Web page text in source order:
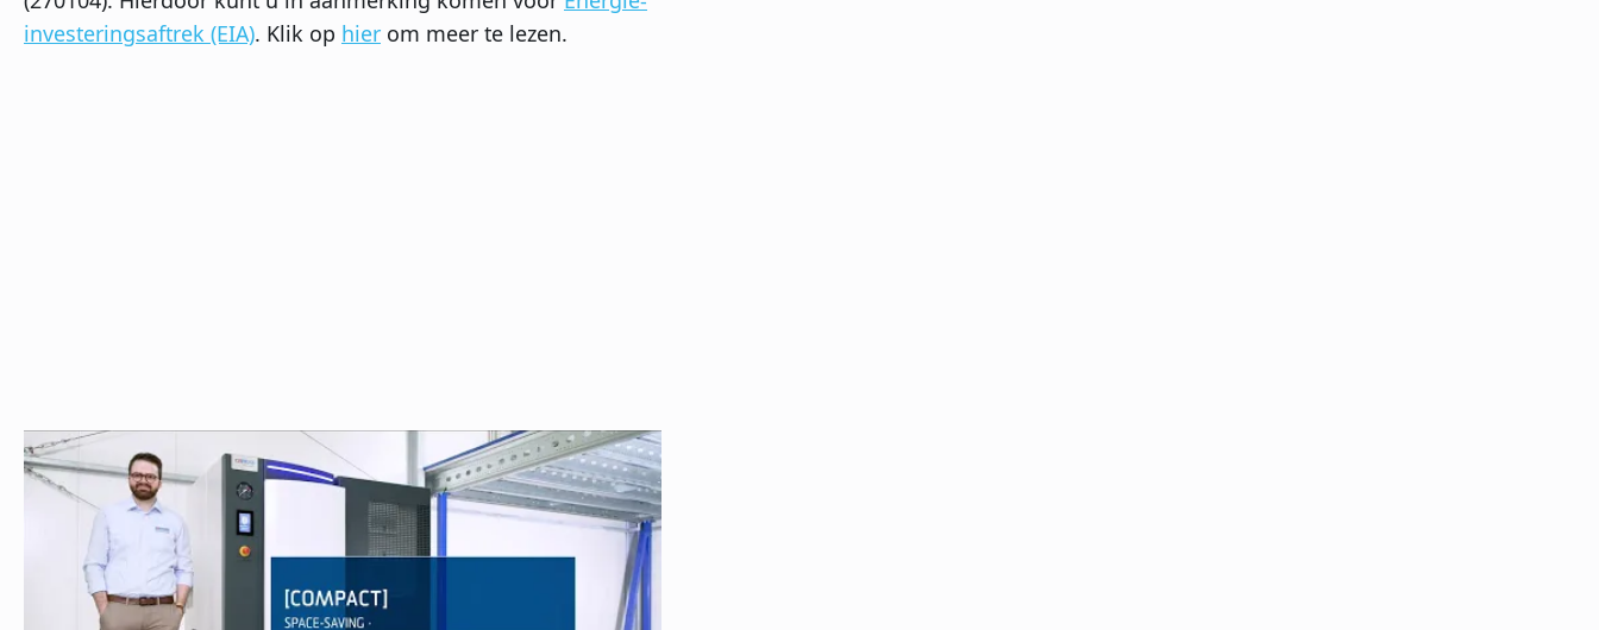
investeringsaftrek (EIA). Klik op hier om meer te lezen.